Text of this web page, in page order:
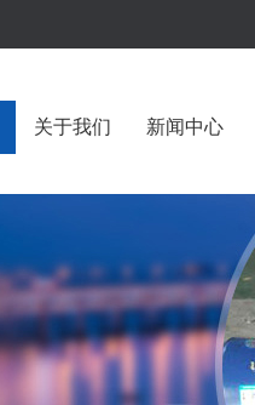
关于我们 新闻中心